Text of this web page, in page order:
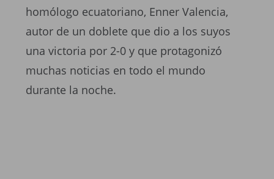
homólogo ecuatoriano, Enner Valencia,
autor de un doblete que dio a los suyos
una victoria por 2-0 y que protagonizó
muchas noticias en todo el mundo
durante la noche.